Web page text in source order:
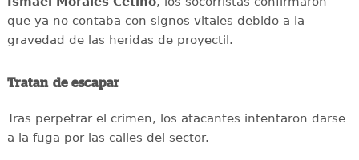
que ya no contaba con signos vitales debido a la
gravedad de las heridas de proyectil.
Tratan de escapar
Tras perpetrar el crimen, los atacantes intentaron darse
a la fuga por las calles del sector.